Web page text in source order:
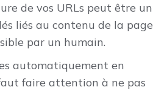
de vos URLs peut être un
liés au contenu de la page
par un humain.
automatiquement en
faire attention à ne pas